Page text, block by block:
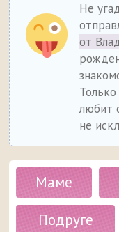
Не
от
любит
не
Маме
Подруге